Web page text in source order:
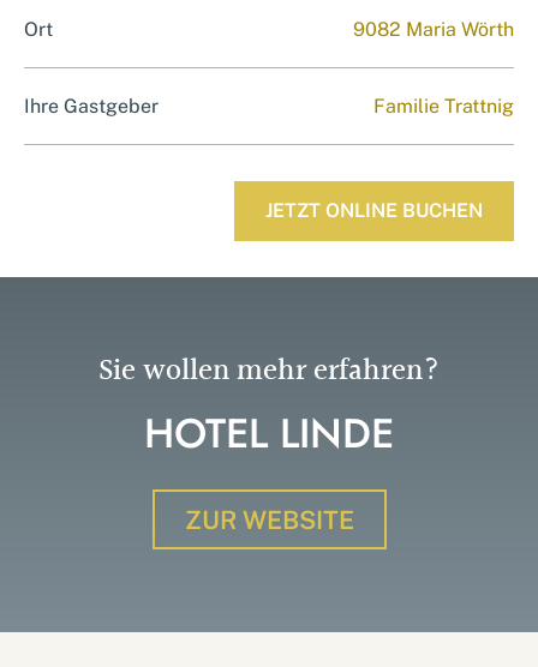
Ort 9082 Maria Wörth
Ihre Gastgeber Familie Trattnig
JETZT ONLINE BUCHEN
Sie wollen mehr erfahren?
HOTEL LINDE
ZUR WEBSITE